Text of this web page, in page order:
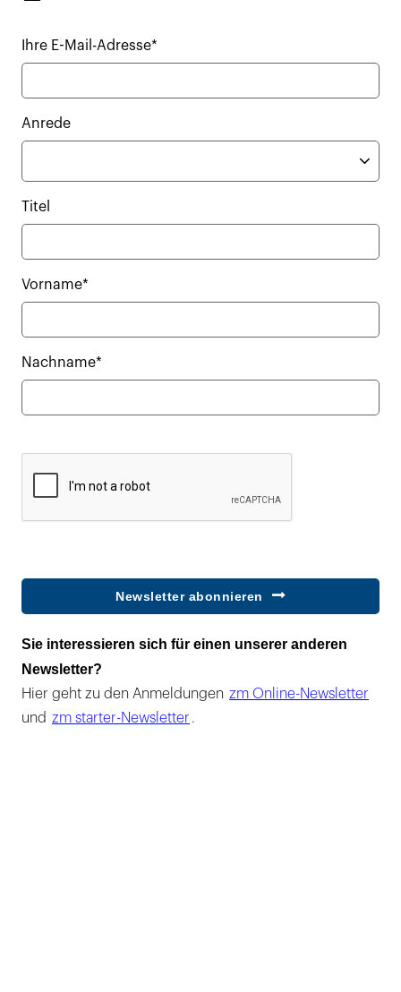
Ihre E-Mail-Adresse*
Anrede
Titel
Vorname*
Nachname*
Newsletter abonnieren
Sie interessieren sich für einen unserer anderen
Newsletter?
Hier geht zu den Anmeldungen zm Online-Newsletter
und zm starter-Newsletter .